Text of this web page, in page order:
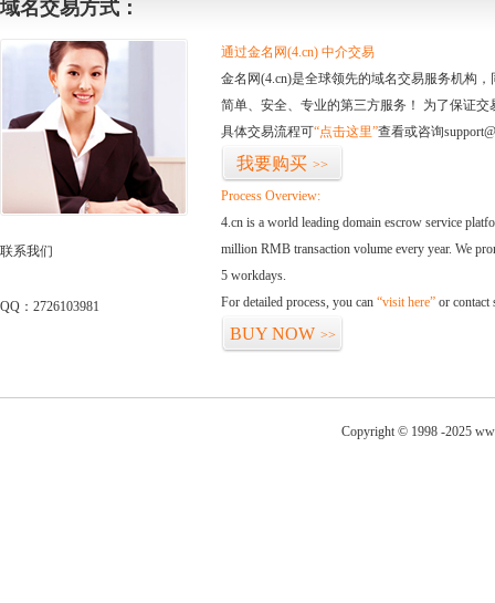
域名交易方式：
联系我们
QQ：2726103981
通过金名网(4.cn) 中介交易
金名网(4.cn)是全球领先的域名交易服务机构
简单、安全、专业的第三方服务！ 为了保证
具体交易流程可“点击这里”查看或咨询
我要购买 >>
Process Overview:
4.cn is a world leading domain escrow service
million RMB transaction volume every year. We
5 workdays.
For detailed process, you can “visit here” or contact
BUY NOW >>
Copyright © 1998 -2025